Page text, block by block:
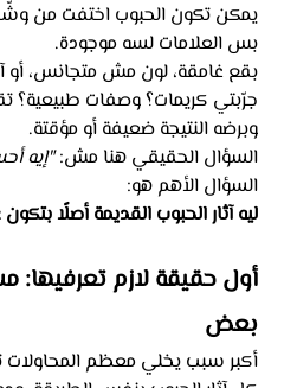
يمكن تكون الحبوب اختفت من
بس العلامات لسه موجودة.
بقع غامقة، لون مش متجانس، أو
جرّبتي كريمات؟ وصفات طبيعية؟
وبرضه النتيجة ضعيفة أو مؤقتة.
السؤال الحقيقي هنا مش:"إيه
السؤال الأهم هو:
ليه آثار الحبوب القديمة أصلًا
أول حقيقة لازم تعرفيها:
بعض
أكبر سبب يخلي معظم المحاولات